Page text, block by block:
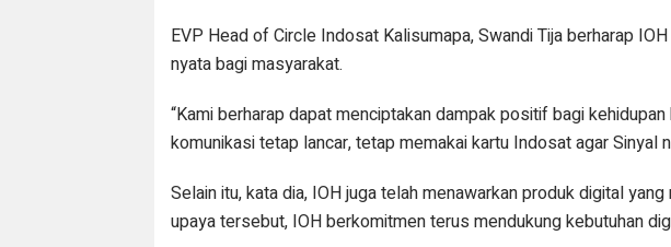
EVP Head of Circle Indosat Kalisumapa, Swandi Tija berharap
nyata bagi masyarakat.
“Kami berharap dapat menciptakan dampak positif bagi
komunikasi tetap lancar, tetap memakai kartu Indosat agar Sinyal
Selain itu, kata dia, IOH juga telah menawarkan produk digital
upaya tersebut, IOH berkomitmen terus mendukung kebutuhan